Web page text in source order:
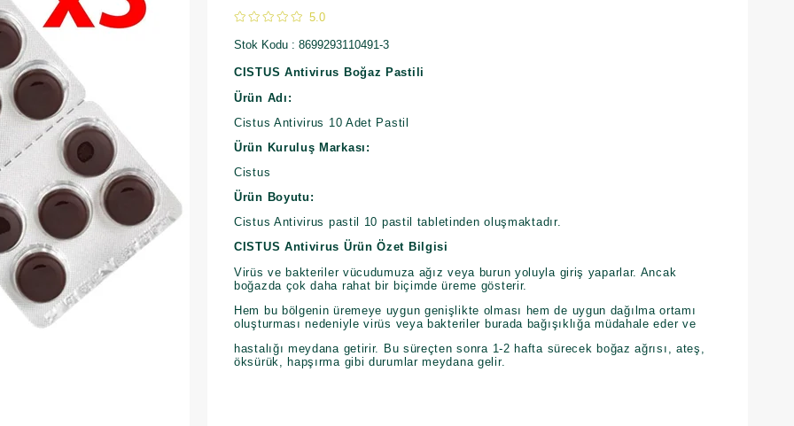
5.0
Stok Kodu 8699293110491-3
CISTUS Antivirus Boğaz Pastili
Ürün Adı:
Cistus Antivirus 10 Adet Pastil
Ürün Kuruluş Markası:
Cistus
Ürün Boyutu:
Cistus Antivirus pastil 10 pastil tabletinden oluşmaktadır.
CISTUS Antivirus Ürün Özet Bilgisi
Virüs ve bakteriler vücudumuza ağız veya burun yoluyla giriş yaparlar. Ancak
boğazda çok daha rahat bir biçimde üreme gösterir.
Hem bu bölgenin üremeye uygun genişlikte olması hem de uygun dağılma ortamı
oluşturması nedeniyle virüs veya bakteriler burada bağışıklığa müdahale eder ve
hastalığı meydana getirir. Bu süreçten sonra 1-2 hafta sürecek boğaz ağrısı, ateş,
öksürük, hapşırma gibi durumlar meydana gelir.